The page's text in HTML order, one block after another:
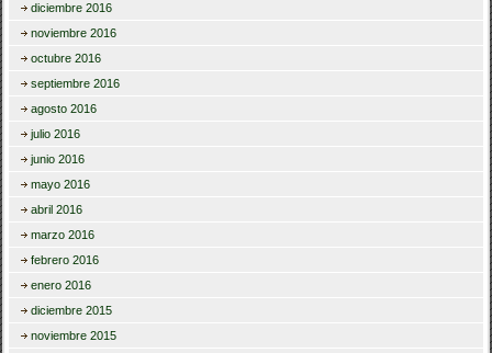
diciembre 2016
noviembre 2016
octubre 2016
septiembre 2016
agosto 2016
julio 2016
junio 2016
mayo 2016
abril 2016
marzo 2016
febrero 2016
enero 2016
diciembre 2015
noviembre 2015